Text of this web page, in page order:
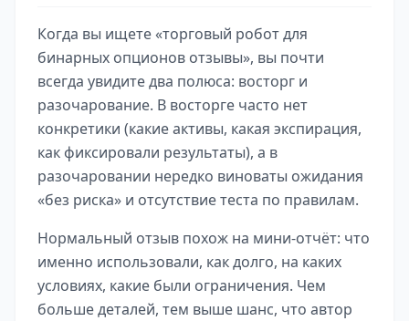
Когда вы ищете «торговый робот для
бинарных опционов отзывы», вы почти
всегда увидите два полюса: восторг и
разочарование. В восторге часто нет
конкретики (какие активы, какая экспирация,
как фиксировали результаты), а в
разочаровании нередко виноваты ожидания
«без риска» и отсутствие теста по правилам.
Нормальный отзыв похож на мини-отчёт: что
именно использовали, как долго, на каких
условиях, какие были ограничения. Чем
больше деталей, тем выше шанс, что автор